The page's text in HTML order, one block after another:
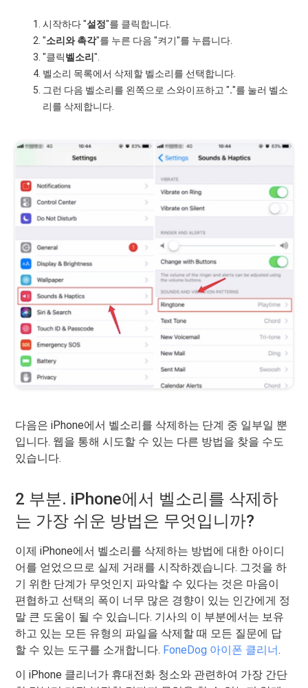
시작하다 "설정"를 클릭합니다.
"소리와 촉각"를 누른 다음 "켜기"를 누릅니다.
"클릭벨소리".
벨소리 목록에서 삭제할 벨소리를 선택합니다.
그런 다음 벨소리를 왼쪽으로 스와이프하고 "."를 눌러 벨소
리를 삭제합니다.
다음은 iPhone에서 벨소리를 삭제하는 단계 중 일부일 뿐
입니다. 웹을 통해 시도할 수 있는 다른 방법을 찾을 수도
있습니다.
2 부분. iPhone에서 벨소리를 삭제하
는 가장 쉬운 방법은 무엇입니까?
이제 iPhone에서 벨소리를 삭제하는 방법에 대한 아이디
어를 얻었으므로 실제 거래를 시작하겠습니다. 그것을 하
기 위한 단계가 무엇인지 파악할 수 있다는 것은 마음이
편협하고 선택의 폭이 너무 많은 경향이 있는 인간에게 정
말 큰 도움이 될 수 있습니다. 기사의 이 부분에서는 보유
하고 있는 모든 유형의 파일을 삭제할 때 모든 질문에 답
할 수 있는 도구를 소개합니다. FoneDog 아이폰 클리너.
이 iPhone 클리너가 휴대전화 청소와 관련하여 가장 간단